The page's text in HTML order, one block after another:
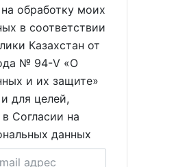
обработку моих
в соответствии
Казахстан от
№ 94-V «О
и их защите»
для целей,
Согласии на
данных